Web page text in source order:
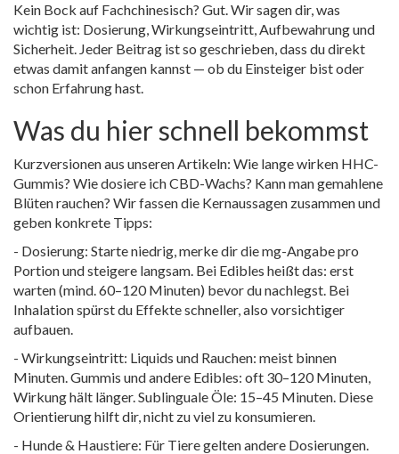
Kein Bock auf Fachchinesisch? Gut. Wir sagen dir, was
wichtig ist: Dosierung, Wirkungseintritt, Aufbewahrung und
Sicherheit. Jeder Beitrag ist so geschrieben, dass du direkt
etwas damit anfangen kannst — ob du Einsteiger bist oder
schon Erfahrung hast.
Was du hier schnell bekommst
Kurzversionen aus unseren Artikeln: Wie lange wirken HHC-
Gummis? Wie dosiere ich CBD-Wachs? Kann man gemahlene
Blüten rauchen? Wir fassen die Kernaussagen zusammen und
geben konkrete Tipps:
- Dosierung: Starte niedrig, merke dir die mg-Angabe pro
Portion und steigere langsam. Bei Edibles heißt das: erst
warten (mind. 60–120 Minuten) bevor du nachlegst. Bei
Inhalation spürst du Effekte schneller, also vorsichtiger
aufbauen.
- Wirkungseintritt: Liquids und Rauchen: meist binnen
Minuten. Gummis und andere Edibles: oft 30–120 Minuten,
Wirkung hält länger. Sublinguale Öle: 15–45 Minuten. Diese
Orientierung hilft dir, nicht zu viel zu konsumieren.
- Hunde & Haustiere: Für Tiere gelten andere Dosierungen.